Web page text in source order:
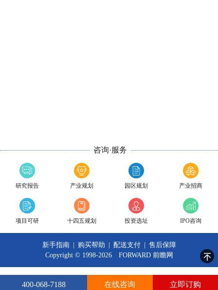
400-068-7188 在线咨询 立即订购
咨询·服务
研究报告 产业规划 园区规划 产业招商
项目可研 十四五规划 投资选址 IPO咨询
新手指南 购买帮助 配送支付
售后保障
Copyright © 1998-2026 FORWARD 前瞻网